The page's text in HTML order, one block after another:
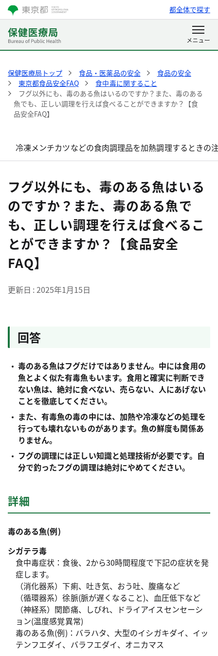
都全体で探す
保健医療局トップ 食品・医薬品の安全
食品の安全
東京都食品安全FAQ
食中毒に関すること
フグ以外にも、毒のある魚はいるのですか？また、毒のある
魚でも、正しい調理を行えば食べることができますか？【食
品安全FAQ】
冷凍メンチカツなどの食肉調理品を加熱調理するときの
フグ以外にも、毒のある魚はいる
のですか？また、毒のある魚で
も、正しい調理を行えば食べるこ
とができますか？【食品安全
FAQ】
更新日 2025年1月15日
回答
毒のある魚はフグだけではありません。中には食用の
魚とよく似た有毒魚もいます。食用と確実に判断でき
ない魚は、絶対に食べない、売らない、人にあげない
ことを徹底してください。
また、有毒魚の毒の中には、加熱や冷凍などの処理を
行っても壊れないものがあります。魚の鮮度も関係あ
りません。
フグの調理には正しい知識と処理技術が必要です。自
分で釣ったフグの調理は絶対にやめてください。
詳細
毒のある魚(例)
シガテラ毒
食中毒症状：食後、2から30時間程度で下記の症状を発
症します。
（消化器系）下痢、吐き気、おう吐、腹痛など
（循環器系）徐脈(脈が遅くなること)、血圧低下など
（神経系）関節痛、しびれ、ドライアイスセンセーシ
ョン(温度感覚異常)
毒のある魚(例)：バラハタ、大型のイシガキダイ、イッ
テンフエダイ、バラフエダイ、オニカマス